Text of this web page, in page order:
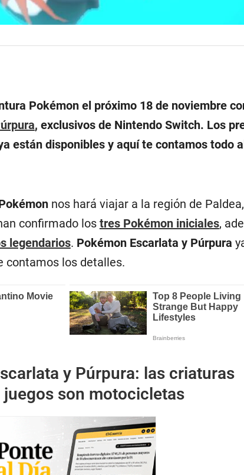
Pokémon el próximo 18 de noviembre
, exclusivos de Nintendo Switch. Los
están disponibles y aquí te contamos todo
nos hará viajar a la región de Paldea,
confirmado los tres Pokémon iniciales,
legendarios. Pokémon Escarlata y Púrpura
contamos los detalles.
y Púrpura: las criaturas
juegos son motocicletas